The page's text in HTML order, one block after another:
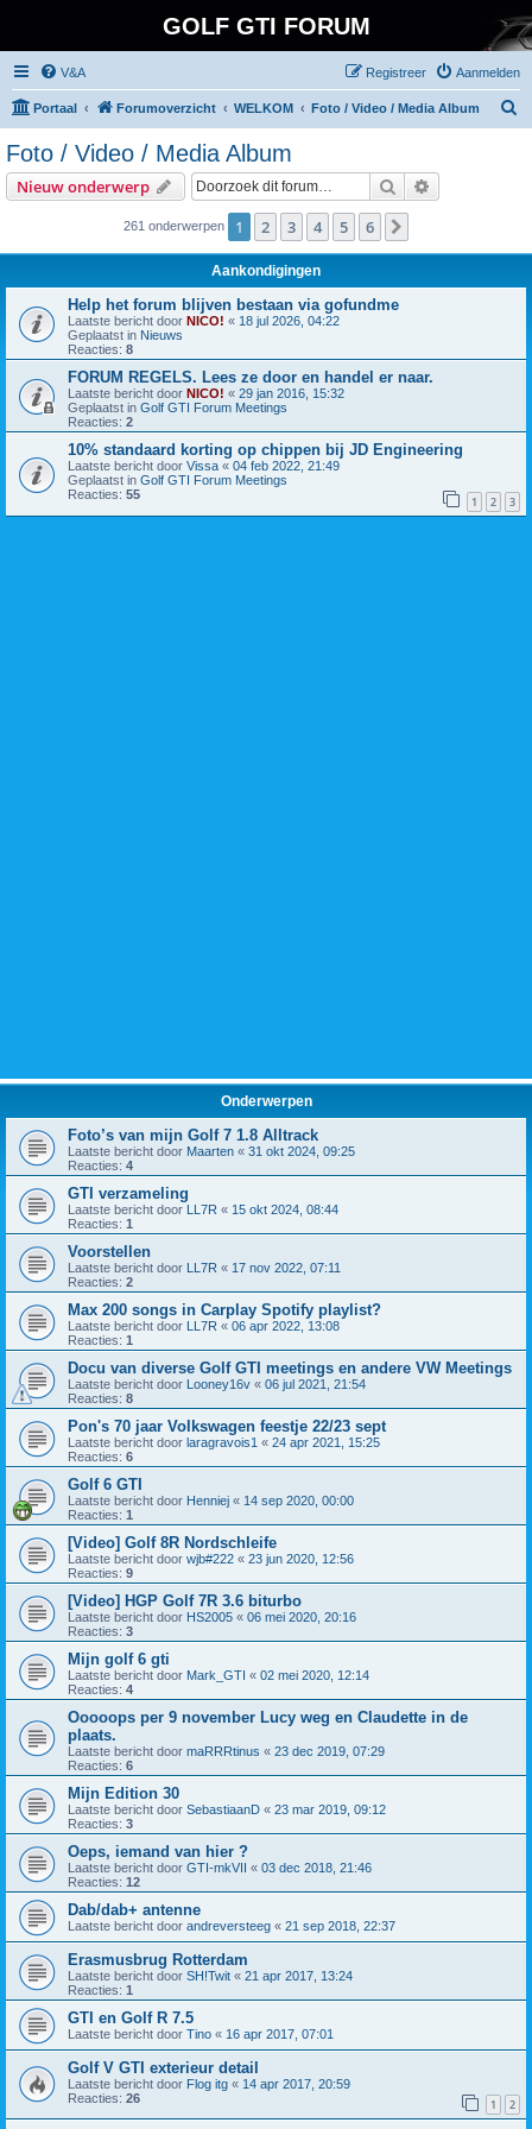
GOLF GTI FORUM
V&A Aanmelden
Registreer
Portaal Forumoverzicht WELKOM Foto / Video / Media Album
Foto / Video / Media Album
Nieuw onderwerp Zoek
261 onderwerpen 1 2 3 4 5 6
Aankondigingen
Help het forum blijven bestaan via gofundme
Laatste bericht door NICO! « 18 jul 2026, 04:22
Geplaatst in Nieuws
Reacties: 8
FORUM REGELS. Lees ze door en handel er naar.
Laatste bericht door NICO! « 29 jan 2016, 15:32
Geplaatst in Golf GTI Forum Meetings
Reacties: 2
10% standaard korting op chippen bij JD Engineering
Laatste bericht door Vissa « 04 feb 2022, 21:49
Geplaatst in Golf GTI Forum Meetings
Reacties: 55 1 2 3
Onderwerpen
Foto’s van mijn Golf 7 1.8 Alltrack
Laatste bericht door Maarten « 31 okt 2024, 09:25
Reacties: 4
GTI verzameling
Laatste bericht door LL7R « 15 okt 2024, 08:44
Reacties: 1
Voorstellen
Laatste bericht door LL7R « 17 nov 2022, 07:11
Reacties: 2
Max 200 songs in Carplay Spotify playlist?
Laatste bericht door LL7R « 06 apr 2022, 13:08
Reacties: 1
Docu van diverse Golf GTI meetings en andere VW Meetings
Laatste bericht door Looney16v « 06 jul 2021, 21:54
Reacties: 8
Pon's 70 jaar Volkswagen feestje 22/23 sept
Laatste bericht door laragravois1 « 24 apr 2021, 15:25
Reacties: 6
Golf 6 GTI
Laatste bericht door Henniej « 14 sep 2020, 00:00
Reacties: 1
[Video] Golf 8R Nordschleife
Laatste bericht door wjb#222 « 23 jun 2020, 12:56
Reacties: 9
[Video] HGP Golf 7R 3.6 biturbo
Laatste bericht door HS2005 « 06 mei 2020, 20:16
Reacties: 3
Mijn golf 6 gti
Laatste bericht door Mark_GTI « 02 mei 2020, 12:14
Reacties: 4
Ooooops per 9 november Lucy weg en Claudette in de
plaats.
Laatste bericht door maRRRtinus « 23 dec 2019, 07:29
Reacties: 6
Mijn Edition 30
Laatste bericht door SebastiaanD « 23 mar 2019, 09:12
Reacties: 3
Oeps, iemand van hier ?
Laatste bericht door GTI-mkVII « 03 dec 2018, 21:46
Reacties: 12
Dab/dab+ antenne
Laatste bericht door andreversteeg « 21 sep 2018, 22:37
Erasmusbrug Rotterdam
Laatste bericht door SH!Twit « 21 apr 2017, 13:24
Reacties: 1
GTI en Golf R 7.5
Laatste bericht door Tino « 16 apr 2017, 07:01
Golf V GTI exterieur detail
Laatste bericht door Flog itg « 14 apr 2017, 20:59
Reacties: 26 1 2